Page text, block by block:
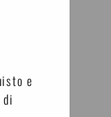
e